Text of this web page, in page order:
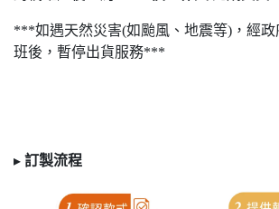
***如遇天然災害(如颱風、地震等)，經政
班後，暫停出貨服務***
▸ 訂製流程